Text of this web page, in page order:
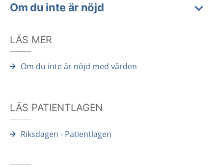
Om du inte är nöjd
LÄS MER
Om du inte är nöjd med vården
LÄS PATIENTLAGEN
Riksdagen - Patientlagen